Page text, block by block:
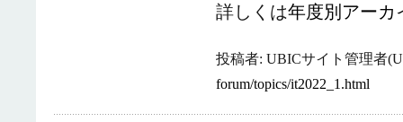
詳しくは年度別アーカ
投稿者: UBICサイト管理者
forum/topics/it2022_1.html